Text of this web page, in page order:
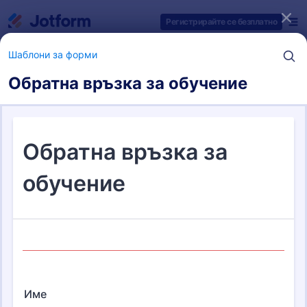
Регистрирайте се безплатно
Шаблони за форми
Обратна връзка за обучение
Шаблони за форми
Форми за обратна връзка
Категории за шаблони на форми